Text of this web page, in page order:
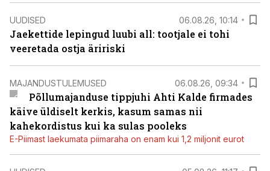
UUDISED 06.08.26, 10:14
Jaekettide lepingud luubi all: tootjale ei tohi
veeretada ostja äririski
MAJANDUSTULEMUSED 06.08.26, 09:34
Põllumajanduse tippjuhi Ahti Kalde firmades
käive üldiselt kerkis, kasum samas nii
kahekordistus kui ka sulas pooleks
E-Piimast laekumata piimaraha on enam kui 1,2 miljonit eurot